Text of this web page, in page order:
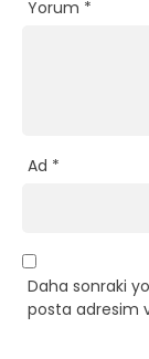
Yorum *
Ad *
Daha sonraki
posta adresim